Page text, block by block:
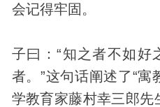
会记得牢固。
子曰：“知之者不如好
者。”这句话阐述了“寓
学教育家藤村幸三郎先